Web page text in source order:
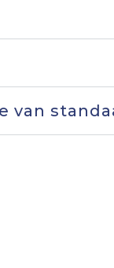
van